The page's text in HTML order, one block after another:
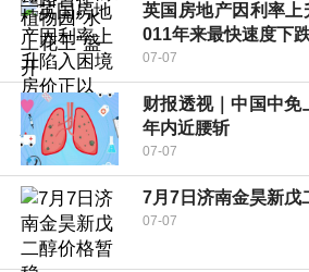
英国房地产因利率
011年来最快速度下
07-07
财报透视｜中国中免
年内近腰斩
07-07
7月7日济南金昊新戊
07-07